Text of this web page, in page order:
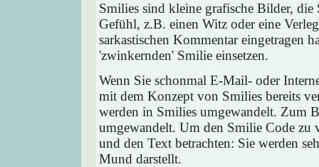
Smilies sind kleine grafische Bilder,
Gefühl, z.B. einen Witz oder eine
sarkastischen Kommentar eingetragen
'zwinkernden' Smilie einsetzen.
Wenn Sie schonmal E-Mail- oder
mit dem Konzept von Smilies bereits
werden in Smilies umgewandelt. Zum
umgewandelt. Um den Smilie Code zu
und den Text betrachten: Sie werden
Mund darstellt.